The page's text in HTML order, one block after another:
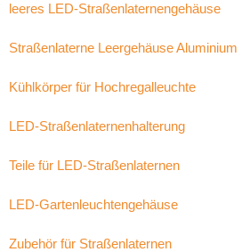
leeres LED-Straßenlaternengehäuse
Straßenlaterne Leergehäuse Aluminium
Kühlkörper für Hochregalleuchte
LED-Straßenlaternenhalterung
Teile für LED-Straßenlaternen
LED-Gartenleuchtengehäuse
Zubehör für Straßenlaternen